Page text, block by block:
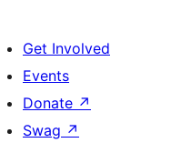
Get Involved
Events
Donate ↗
Swag ↗